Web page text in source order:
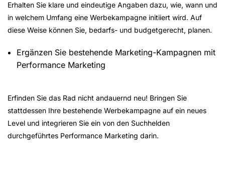
Erhalten Sie klare und eindeutige Angaben dazu, wie, wann und
in welchem Umfang eine Werbekampagne initiiert wird. Auf
diese Weise können Sie, bedarfs- und budgetgerecht, planen.
Ergänzen Sie bestehende Marketing-Kampagnen mit
Performance Marketing
Erfinden Sie das Rad nicht andauernd neu! Bringen Sie
stattdessen Ihre bestehende Werbekampagne auf ein neues
Level und integrieren Sie ein von den Suchhelden
durchgeführtes Performance Marketing darin.